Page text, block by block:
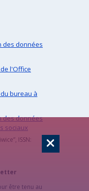
des données
l'Office
bureau à
des données
sociaux
ISSN:
être tenu au